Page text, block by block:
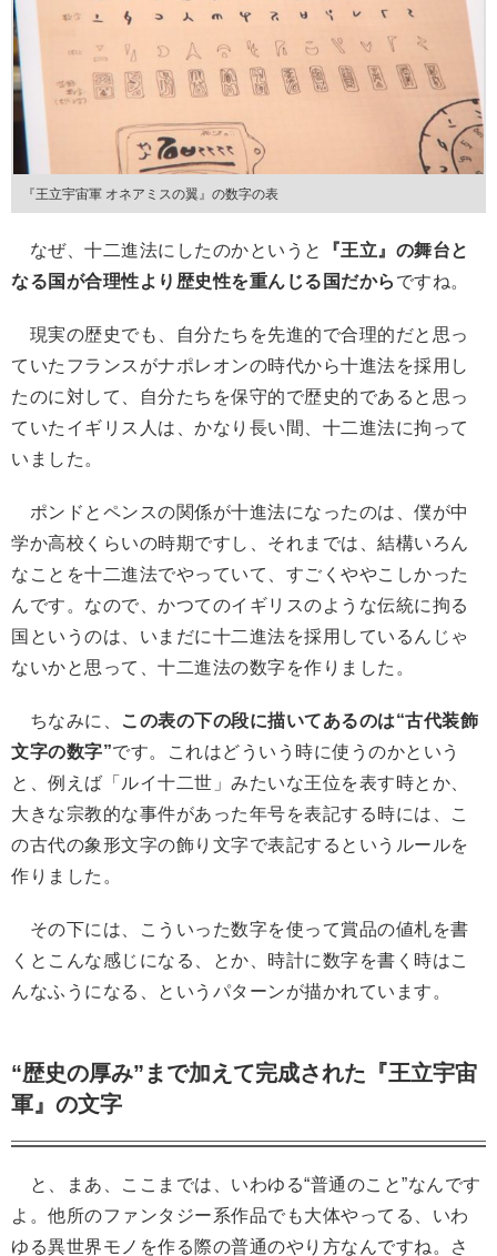
『王立宇宙軍 オネアミスの翼』の数字の表
なぜ、十二進法にしたのかというと
『王立』の舞台と
なる国が合理性より歴史性を重んじる国だから ですね。
現実の歴史でも、自分たちを先進的で合理的だと思っ
ていたフランスがナポレオンの時代から十進法を採用し
たのに対して、自分たちを保守的で歴史的であると思っ
ていたイギリス人は、かなり長い間、十二進法に拘って
いました。
ポンドとペンスの関係が十進法になったのは、僕が中
学か高校くらいの時期ですし、それまでは、結構いろん
なことを十二進法でやっていて、すごくややこしかった
んです。なので、かつてのイギリスのような伝統に拘る
国というのは、いまだに十二進法を採用しているんじゃ
ないかと思って、十二進法の数字を作りました。
ちなみに、
この表の下の段に描いてあるのは“古代装飾
文字の数字”です。これはどういう時に使うのかという
と、例えば「ルイ十二世」みたいな王位を表す時とか、
大きな宗教的な事件があった年号を表記する時には、こ
の古代の象形文字の飾り文字で表記するというルールを
作りました。
その下には、こういった数字を使って賞品の値札を書
くとこんな感じになる、とか、時計に数字を書く時はこ
んなふうになる、というパターンが描かれています。
“歴史の厚み”まで加えて完成された『王立宇宙
軍』の文字
と、まあ、ここまでは、いわゆる“普通のこと”なんです
よ。他所のファンタジー系作品でも大体やってる、いわ
ゆる異世界モノを作る際の普通のやり方なんですね。さ